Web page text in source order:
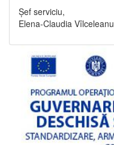
Șef serviciu,
Elena-Claudia Vîlceleanu